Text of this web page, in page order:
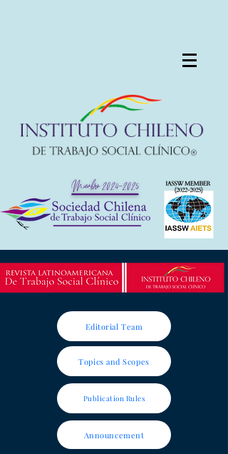
Editorial Team
Topics and Scopes
Publication Rules
Announcement